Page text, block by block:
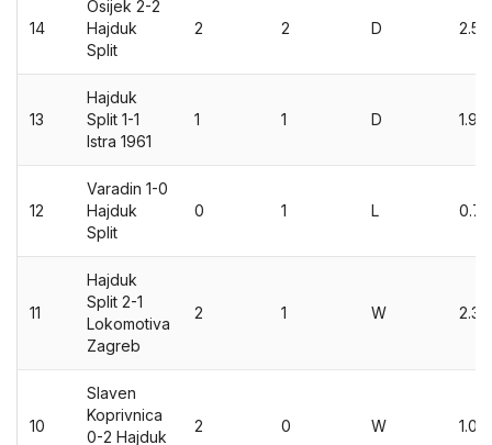
14
Osijek 2-2
Hajduk
Split
2 2 D 2.53
13
Hajduk
Split 1-1
Istra 1961
1 1 D 1.95
12
Varadin 1-0
Hajduk
Split
0 1 L 0.71
11
Hajduk
Split 2-1
Lokomotiva
Zagreb
2 1 W 2.35
10
Slaven
Koprivnica
0-2 Hajduk
2 0 W 1.04